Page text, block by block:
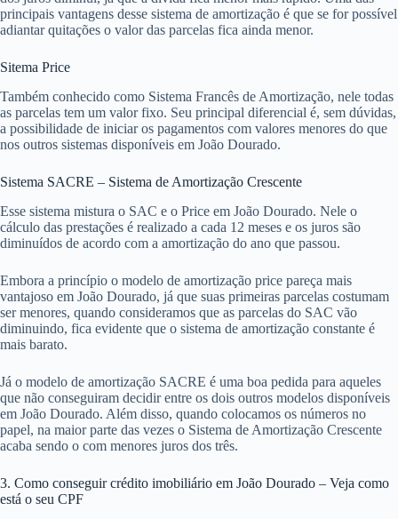
principais vantagens desse sistema de amortização é que se for possível
adiantar quitações o valor das parcelas fica ainda menor.
Sitema Price
Também conhecido como Sistema Francês de Amortização, nele todas
as parcelas tem um valor fixo. Seu principal diferencial é, sem dúvidas,
a possibilidade de iniciar os pagamentos com valores menores do que
nos outros sistemas disponíveis em João Dourado.
Sistema SACRE – Sistema de Amortização Crescente
Esse sistema mistura o SAC e o Price em João Dourado. Nele o
cálculo das prestações é realizado a cada 12 meses e os juros são
diminuídos de acordo com a amortização do ano que passou.
Embora a princípio o modelo de amortização price pareça mais
vantajoso em João Dourado, já que suas primeiras parcelas costumam
ser menores, quando consideramos que as parcelas do SAC vão
diminuindo, fica evidente que o sistema de amortização constante é
mais barato.
Já o modelo de amortização SACRE é uma boa pedida para aqueles
que não conseguiram decidir entre os dois outros modelos disponíveis
em João Dourado. Além disso, quando colocamos os números no
papel, na maior parte das vezes o Sistema de Amortização Crescente
acaba sendo o com menores juros dos três.
3. Como conseguir crédito imobiliário em João Dourado – Veja como
está o seu CPF